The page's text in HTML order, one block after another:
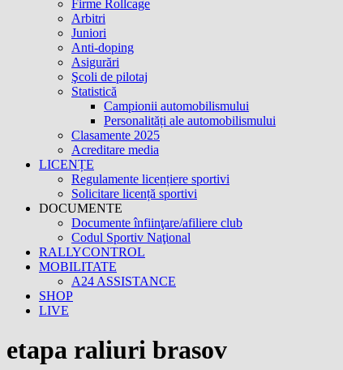
Firme Rollcage
Arbitri
Juniori
Anti-doping
Asigurări
Şcoli de pilotaj
Statistică
Campionii automobilismului
Personalități ale automobilismului
Clasamente 2025
Acreditare media
LICENȚE
Regulamente licențiere sportivi
Solicitare licență sportivi
DOCUMENTE
Documente înfiinţare/afiliere club
Codul Sportiv Naţional
RALLYCONTROL
MOBILITATE
A24 ASSISTANCE
SHOP
LIVE
etapa raliuri brasov